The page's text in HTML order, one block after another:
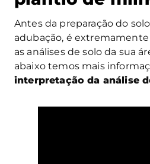
Antes da preparação do
adubação, é extremamente
as análises de solo da sua
abaixo temos mais
interpretação da análise